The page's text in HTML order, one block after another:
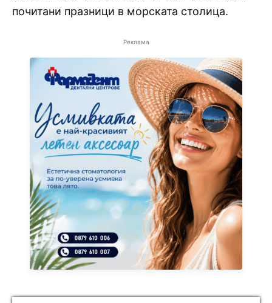
почитани празници в морската столица.
Реклама